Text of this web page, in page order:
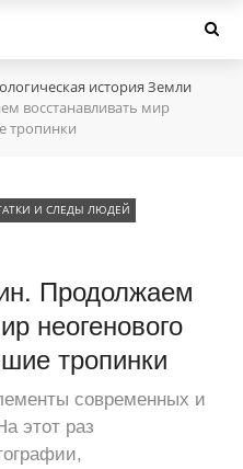
история Земли
восстанавливать мир
тропинки
И СЛЕДЫ ЛЮДЕЙ
Продолжаем
неогенового
тропинки
современных и
этот раз